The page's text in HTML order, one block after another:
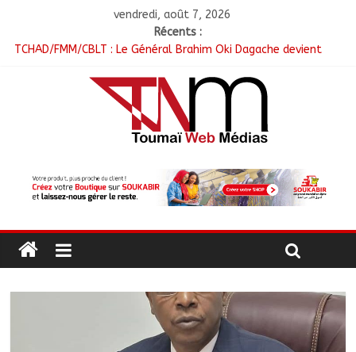
vendredi, août 7, 2026
Récents :
TCHAD/FMM/CBLT : Le Général Brahim Oki Dagache devient
Moyen-Chari : Lancement de la campagne de vulgarisation de
la politique nationale de DDR
Barh-Koh : Le MPS installe ses nouvelles instances locales à
N’Djamena : Le maire intensifie le suivi des chantiers
municipaux